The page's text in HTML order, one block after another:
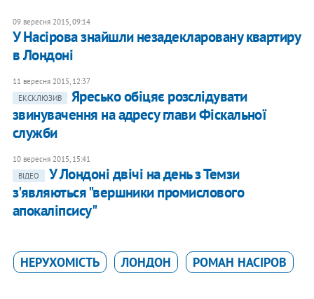
09 вересня 2015, 09:14
У Насірова знайшли незадекларовану квартиру
в Лондоні
11 вересня 2015, 12:37
ЕКСКЛЮЗИВ
Яресько обіцяє розслідувати
звинувачення на адресу глави Фіскальної
служби
10 вересня 2015, 15:41
ВІДЕО
У Лондоні двічі на день з Темзи
з'являються "вершники промислового
апокаліпсису"
НЕРУХОМІСТЬ ЛОНДОН РОМАН НАСІРОВ